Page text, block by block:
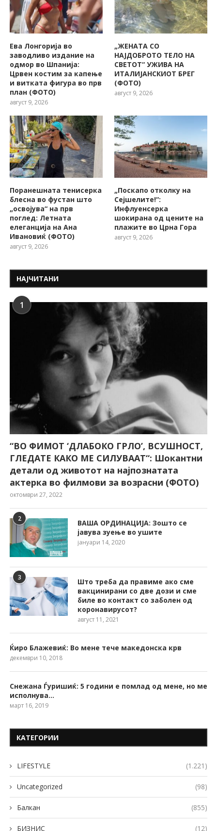
Ева Лонгорија во
заводливо издание на
одмор во Шпанија:
Црвен костим за капење
и витката фигура во прв
план (ФОТО)
август 9, 2026
„ЖЕНАТА СО
НАЈДОБРОТО ТЕЛО НА
СВЕТОТ“ УЖИВА НА
ИТАЛИЈАНСКИОТ БРЕГ
(ФОТО)
август 9, 2026
Поранешната тенисерка
блесна во фустан што
„освојува“ на прв
поглед: Летната
елеганција на Ана
Ивановиќ (ФОТО)
август 9, 2026
„Поскапо отколку на
Сејшелите!“:
Инфлуенсерка
шокирана од цените на
плажите во Црна Гора
август 9, 2026
НАЈЧИТАНИ
1
“ВО ФИМОТ ‘ДЛАБОКО ГРЛО’, ВСУШНОСТ,
ГЛЕДАТЕ КАКО МЕ СИЛУВААТ“: Шокантни
детали од животот на најпознатата
актерка во филмови за возрасни (ФОТО)
октомври 27, 2022
2
ВАША ОРДИНАЦИЈА: Зошто се
јавува зуење во ушите
јануари 14, 2020
3
Што треба да правиме ако сме
вакцинирани со две дози и сме
биле во контакт со заболен од
коронавирусот?
август 11, 2021
Ќиро Блажевиќ: Во мене тече македонска крв
декември 10, 2018
Снежана Ѓуришиќ: 5 години е помлад од мене, но ме
исполнува…
март 16, 2019
КАТЕГОРИИ
LIFESTYLE (1.221)
Uncategorized (98)
Балкан (855)
БИЗНИС (12)